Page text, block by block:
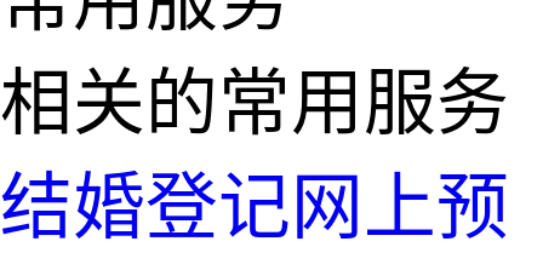
相关的常用服务
结婚登记网上预